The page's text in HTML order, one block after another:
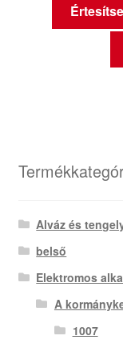
Alváz és
belső
Elektromos
A
1007